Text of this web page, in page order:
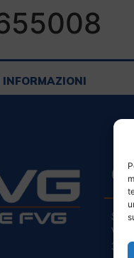
INFORMAZIONI
Via